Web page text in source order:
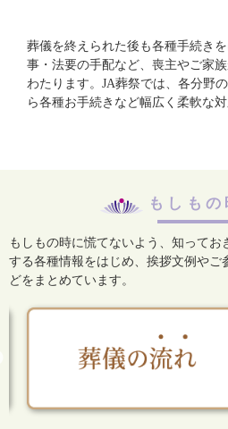
葬儀を終えられた後も各種手続き
事・法要の手配など、喪主やご家
わたります。JA葬祭では、各分野
ら各種お手続きなど幅広く柔軟な対
もしも
もしもの時に慌てないよう、知ってお
する各種情報をはじめ、 挨拶文例やご
どをまとめています。